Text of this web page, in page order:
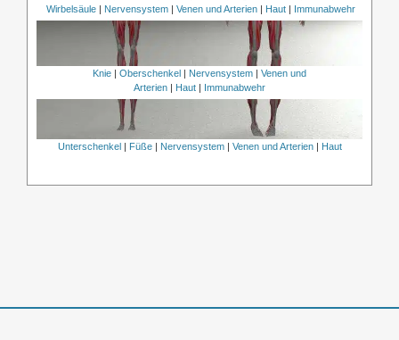
Wirbelsäule
Nervensystem Venen und Arterien Haut Immunabwehr
Knie | Oberschenkel | Nervensystem | Venen und
Arterien | Haut | Immunabwehr
Unterschenkel| Füße| Nervensystem| Venen und Arterien| Haut